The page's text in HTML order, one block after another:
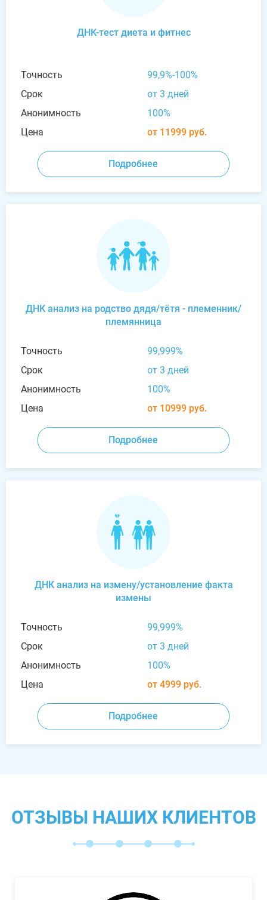
ДНК-тест диета и фитнес
Точность
99,9%-100%
Срок
от 3 дней
Анонимность
100%
Цена
от 11999 руб.
Подробнее
ДНК анализ на родство дядя/тётя - племенник/
племянница
Точность
99,999%
Срок
от 3 дней
Анонимность
100%
Цена
от 10999 руб.
Подробнее
ДНК анализ на измену/установление факта
измены
Точность
99,999%
Срок
от 3 дней
Анонимность
100%
Цена
от 4999 руб.
Подробнее
ОТЗЫВЫ НАШИХ КЛИЕНТОВ